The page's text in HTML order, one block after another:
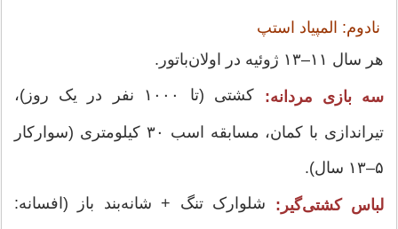
نادوم: المپیاد استپ
هر سال ۱۱–۱۳ ژوئیه در اولان‌باتور.
سه بازی مردانه: کشتی (تا ۱۰۰۰ نفر در یک روز)،
تیراندازی با کمان، مسابقه اسب ۳۰ کیلومتری (سوارکار
۵–۱۳ سال).
لباس کشتی‌گیر: شلوارک تنگ + شانه‌بند باز (افسانه: